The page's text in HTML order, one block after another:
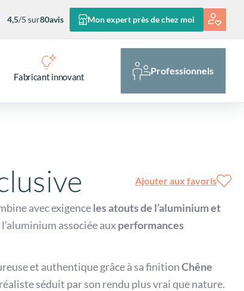
4,5/5 sur80avis Mon expert près de chez moi
Fabricant innovant
Professionnels
Ajouter aux favoris
avec exigenceles atouts de l’aluminium et
l’aluminium associée auxperformances
et authentique grâce à sa finitionChêne
séduit par son rendu plus vrai que nature.